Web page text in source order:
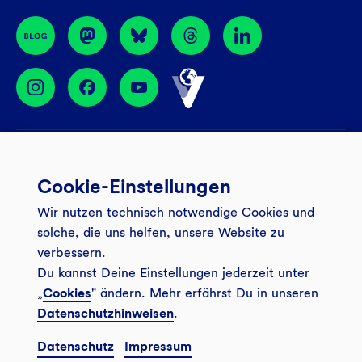
BIC: GENODEM1GLS
Banking App
Service
Onlinebanking Login
Sicheres Banking
FAQ
Kontakt
Unsere Angebote
Girokonto
Mitgliederkonto
Tagesgeldkonto
Finanzieren
Wo wirkt die GLS?
Weitersagen
Veranstaltungen
Filiale finden
Kundenmagazin Bankspiegel
Sozial-ökologisch seit 1974
© 2026 GLS Gemeinschaftsbank eG
Cookie-Einstellungen
Wir nutzen technisch notwendige Cookies und
solche, die uns helfen, unsere Website zu
verbessern.
Du kannst Deine Einstellungen jederzeit unter
„Cookies" ändern. Mehr erfährst Du in unseren
Datenschutzhinweisen.
Datenschutz Impressum